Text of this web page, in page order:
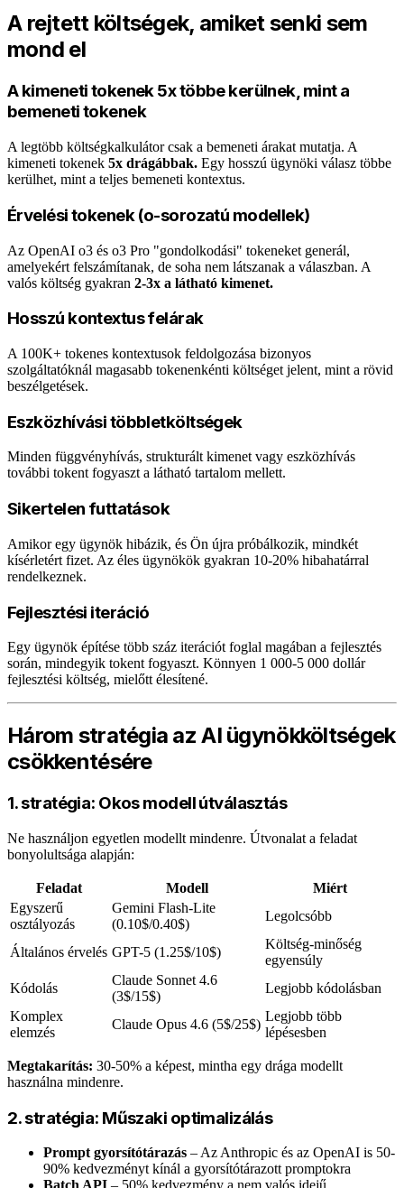
A rejtett költségek, amiket senki sem
mond el
A kimeneti tokenek 5x többe kerülnek, mint a
bemeneti tokenek
A legtöbb költségkalkulátor csak a bemeneti árakat mutatja. A
kimeneti tokenek 5x drágábbak. Egy hosszú ügynöki válasz többe
kerülhet, mint a teljes bemeneti kontextus.
Érvelési tokenek (o-sorozatú modellek)
Az OpenAI o3 és o3 Pro "gondolkodási" tokeneket generál,
amelyekért felszámítanak, de soha nem látszanak a válaszban. A
valós költség gyakran 2-3x a látható kimenet.
Hosszú kontextus felárak
A 100K+ tokenes kontextusok feldolgozása bizonyos
szolgáltatóknál magasabb tokenenkénti költséget jelent, mint a rövid
beszélgetések.
Eszközhívási többletköltségek
Minden függvényhívás, strukturált kimenet vagy eszközhívás
további tokent fogyaszt a látható tartalom mellett.
Sikertelen futtatások
Amikor egy ügynök hibázik, és Ön újra próbálkozik, mindkét
kísérletért fizet. Az éles ügynökök gyakran 10-20% hibahatárral
rendelkeznek.
Fejlesztési iteráció
Egy ügynök építése több száz iterációt foglal magában a fejlesztés
során, mindegyik tokent fogyaszt. Könnyen 1 000-5 000 dollár
fejlesztési költség, mielőtt élesítené.
Három stratégia az AI ügynökköltségek
csökkentésére
1. stratégia: Okos modell útválasztás
Ne használjon egyetlen modellt mindenre. Útvonalat a feladat
bonyolultsága alapján:
Feladat Modell
Miért
Egyszerű
osztályozás
Gemini Flash-Lite
(0.10$/0.40$)
Legolcsóbb
Általános érvelés GPT-5 (1.25$/10$)
Költség-minőség
egyensúly
Kódolás
Claude Sonnet 4.6
(3$/15$)
Legjobb kódolásban
Komplex
elemzés
Claude Opus 4.6 (5$/25$)
Legjobb több
lépésesben
Megtakarítás: 30-50% a képest, mintha egy drága modellt
használna mindenre.
2. stratégia: Műszaki optimalizálás
Prompt gyorsítótárazás – Az Anthropic és az OpenAI is 50-
90% kedvezményt kínál a gyorsítótárazott promptokra